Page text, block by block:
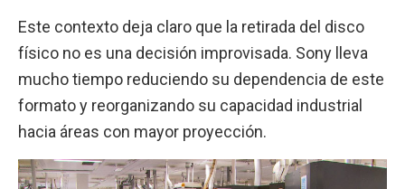
Este contexto deja claro que la retirada del disco
físico no es una decisión improvisada. Sony lleva
mucho tiempo reduciendo su dependencia de este
formato y reorganizando su capacidad industrial
hacia áreas con mayor proyección.